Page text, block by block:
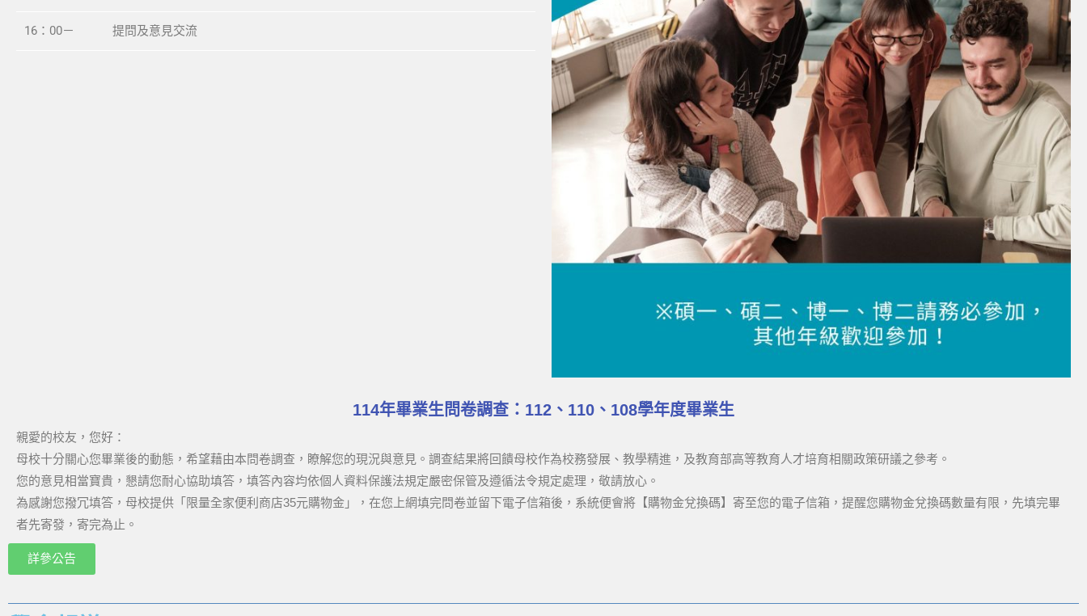
16：00－ 提問及意見交流
114年畢業生問卷調查：112、110、108學年度畢業生
親愛的校友，您好：
母校十分關心您畢業後的動態，希望藉由本問卷調查，瞭解您的現況與意見。調查結果將回饋母校作為校務發展、教學精進，及教育部高等教育人才培育相關政策研議之參考。
您的意見相當寶貴，懇請您耐心協助填答，填答內容均依個人資料保護法規定嚴密保管及遵循法令規定處理，敬請放心。
為感謝您撥冗填答，母校提供「限量全家便利商店35元購物金」，在您上網填完問卷並留下電子信箱後，系統便會將【購物金兌換碼】寄至您的電子信箱，提醒您購物金兌換碼數量有限，先填完畢
者先寄發，寄完為止。
詳參公告